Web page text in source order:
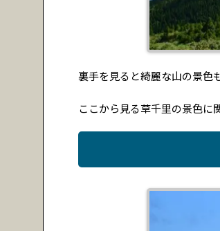
裏手を見ると綺麗な山の景色
ここから見る草千里の景色に